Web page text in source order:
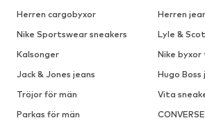
Herren cargobyxor
Herren
Nike Sportswear sneakers
Lyle &
Kalsonger
Nike byxor
Jack & Jones jeans
Hugo
Tröjor för män
Vita
Parkas för män